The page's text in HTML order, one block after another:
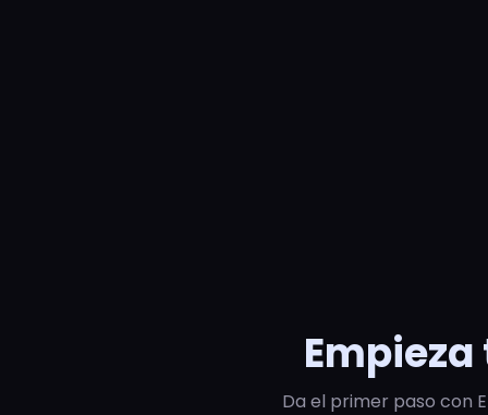
Da el primer paso con